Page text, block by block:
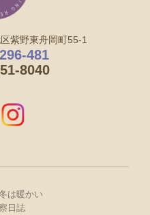
紫野東舟岡町55-1
481
8040
は暖かい
日誌